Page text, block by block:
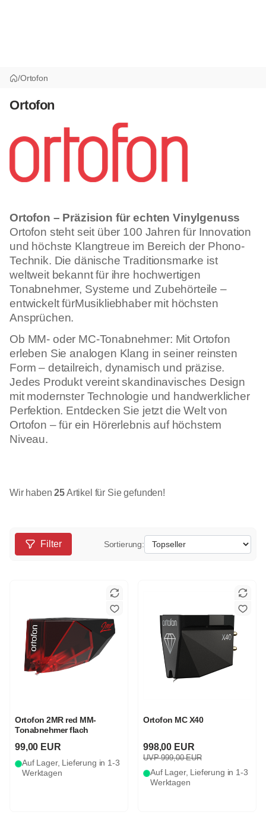
/Ortofon
Ortofon
Ortofon – Präzision für echten Vinylgenuss
Ortofon steht seit über 100 Jahren für Innovation
und höchste Klangtreue im Bereich der Phono-
Technik. Die dänische Traditionsmarke ist
weltweit bekannt für ihre hochwertigen
Tonabnehmer, Systeme und Zubehörteile –
entwickelt fürMusikliebhaber mit höchsten
Ansprüchen.
Ob MM- oder MC-Tonabnehmer: Mit Ortofon
erleben Sie analogen Klang in seiner reinsten
Form – detailreich, dynamisch und präzise.
Jedes Produkt vereint skandinavisches Design
mit modernster Technologie und handwerklicher
Perfektion. Entdecken Sie jetzt die Welt von
Ortofon – für ein Hörerlebnis auf höchstem
Niveau.
Wir haben25Artikel für Sie gefunden!
Filter Sortierung:
Ortofon 2MR red MM-
Tonabnehmer flach
99,00 EUR
Auf Lager, Lieferung in 1-3
Werktagen
Ortofon MC X40
998,00 EUR
UVP 999,00 EUR
Auf Lager, Lieferung in 1-3
Werktagen